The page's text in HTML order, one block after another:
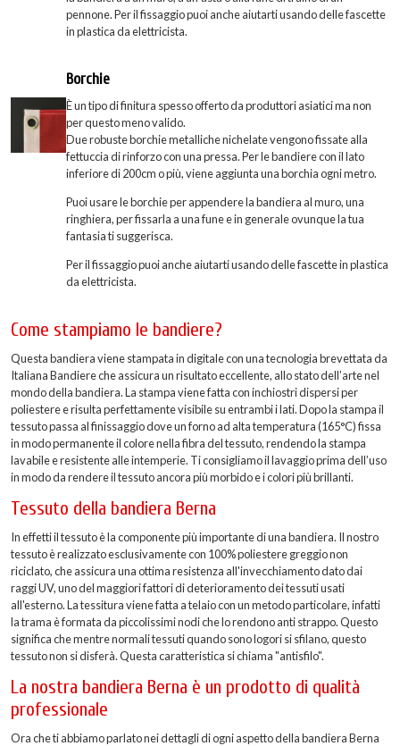
pennone. Per il fissaggio puoi anche aiutarti usando delle fascette
in plastica da elettricista.
Borchie
È un tipo di finitura spesso offerto da produttori asiatici ma non
per questo meno valido.
Due robuste borchie metalliche nichelate vengono fissate alla
fettuccia di rinforzo con una pressa. Per le bandiere con il lato
inferiore di 200cm o più, viene aggiunta una borchia ogni metro.
Puoi usare le borchie per appendere la bandiera al muro, una
ringhiera, per fissarla a una fune e in generale ovunque la tua
fantasia ti suggerisca.
Per il fissaggio puoi anche aiutarti usando delle fascette in plastica
da elettricista.
Come stampiamo le bandiere?
Questa bandiera viene stampata in digitale con una tecnologia brevettata da
Italiana Bandiere che assicura un risultato eccellente, allo stato dell’arte nel
mondo della bandiera. La stampa viene fatta con inchiostri dispersi per
poliestere e risulta perfettamente visibile su entrambi i lati. Dopo la stampa il
tessuto passa al finissaggio dove un forno ad alta temperatura (165°C) fissa
in modo permanente il colore nella fibra del tessuto, rendendo la stampa
lavabile e resistente alle intemperie. Ti consigliamo il lavaggio prima dell’uso
in modo da rendere il tessuto ancora più morbido e i colori più brillanti.
Tessuto della bandiera Berna
In effetti il tessuto è la componente più importante di una bandiera. Il nostro
tessuto è realizzato esclusivamente con 100% poliestere greggio non
riciclato, che assicura una ottima resistenza all'invecchiamento dato dai
raggi UV, uno del maggiori fattori di deterioramento dei tessuti usati
all'esterno. La tessitura viene fatta a telaio con un metodo particolare, infatti
la trama è formata da piccolissimi nodi che lo rendono anti strappo. Questo
significa che mentre normali tessuti quando sono logori si sfilano, questo
tessuto non si disferà. Questa caratteristica si chiama "antisfilo".
La nostra bandiera Berna è un prodotto di qualità
professionale
Ora che ti abbiamo parlato nei dettagli di ogni aspetto della bandiera Berna